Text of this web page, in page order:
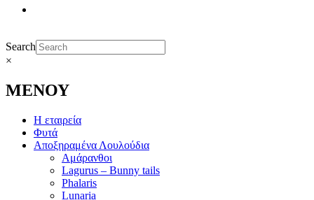
Search
×
ΜΕΝΟΥ
Η εταιρεία
Φυτά
Αποξηραμένα Λουλούδια
Αμάρανθοι
Lagurus – Bunny tails
Phalaris
Lunaria